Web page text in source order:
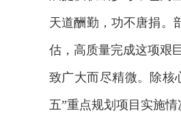
天道酬勤，功不唐捐。
估，高质量完成这项艰
致广大而尽精微。除核
五”重点规划项目实施